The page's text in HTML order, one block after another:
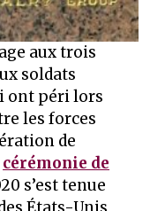
aux trois
soldats
ont péri lors
les forces
de
cérémonie de
s’est tenue
États-Unis